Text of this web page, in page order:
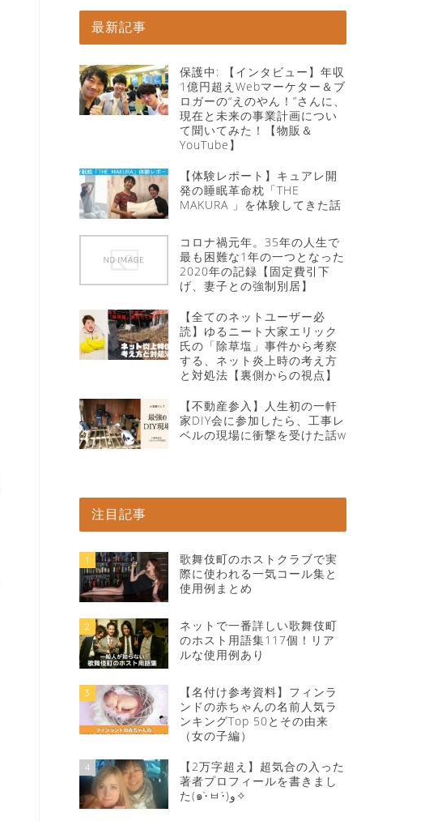
最新記事
保護中: 【インタビュー】年収
1億円超えWebマーケター＆ブ
ロガーの“えのやん！”さんに、
現在と未来の事業計画につい
て聞いてみた！【物販＆
YouTube】
【体験レポート】キュアレ開
発の睡眠革命枕「THE
MAKURA 」を体験してきた話
コロナ禍元年。35年の人生で
最も困難な1年の一つとなった
2020年の記録【固定費引下
げ、妻子との強制別居】
【全てのネットユーザー必
読】ゆるニート大家エリック
氏の「除草塩」事件から考察
する、ネット炎上時の考え方
と対処法【裏側からの視点】
【不動産参入】人生初の一軒
家DIY会に参加したら、工事レ
ベルの現場に衝撃を受けた話w
注目記事
1
歌舞伎町のホストクラブで実
際に使われる一気コール集と
使用例まとめ
2
ネットで一番詳しい歌舞伎町
のホスト用語集117個！リア
ルな使用例あり
3
【名付け参考資料】フィンラ
ンドの赤ちゃんの名前人気ラ
ンキングTop 50とその由来
（女の子編）
4
【2万字超え】超気合の入った
著者プロフィールを書きまし
た(๑•̀ㅂ•́)و✧